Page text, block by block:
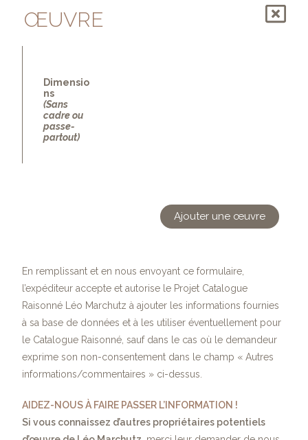
ŒUVRE
Dimensio
ns
(Sans
cadre ou
passe-
partout)
Ajouter une œuvre
En remplissant et en nous envoyant ce formulaire,
l’expéditeur accepte et autorise le Projet Catalogue
Raisonné Léo Marchutz à ajouter les informations fournies
à sa base de données et à les utiliser éventuellement pour
le Catalogue Raisonné, sauf dans le cas où le demandeur
exprime son non-consentement dans le champ « Autres
informations/commentaires » ci-dessus.
AIDEZ-NOUS À FAIRE PASSER L’INFORMATION !
Si vous connaissez d’autres propriétaires potentiels